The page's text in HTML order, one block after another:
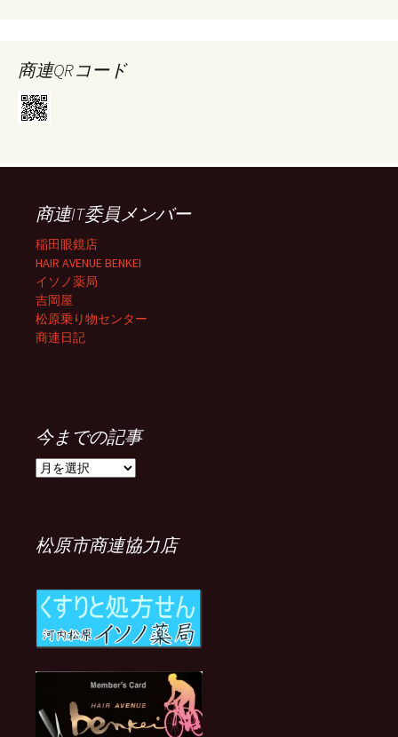
商連QRコード
商連IT委員メンバー
稲田眼鏡店
HAIR AVENUE BENKEI
イソノ薬局
吉岡屋
松原乗り物センター
商連日記
今までの記事
今
記
松原市商連協力店